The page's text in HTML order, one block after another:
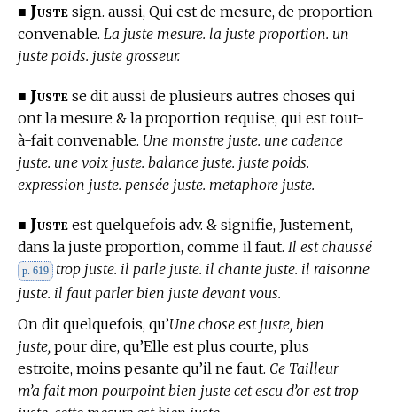
■ Juste sign. aussi, Qui est de mesure, de proportion
convenable. La juste mesure. la juste proportion. un
juste poids. juste grosseur.
■ Juste se dit aussi de plusieurs autres choses qui
ont la mesure & la proportion requise, qui est tout-
à-fait convenable. Une monstre juste. une cadence
juste. une voix juste. balance juste. juste poids.
expression juste. pensée juste. metaphore juste.
■ Juste est quelquefois adv. & signifie, Justement,
dans la juste proportion, comme il faut. Il est chaussé
p. 619
trop juste. il parle juste. il chante juste. il raisonne
juste. il faut parler bien juste devant vous.
On dit quelquefois, qu’Une chose est juste, bien
juste, pour dire, qu’Elle est plus courte, plus
estroite, moins pesante qu’il ne faut. Ce Tailleur
m’a fait mon pourpoint bien juste cet escu d’or est trop